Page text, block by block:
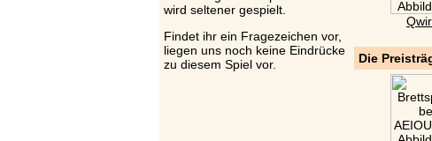
wird seltener gespielt.
Findet ihr ein Fragezeichen vor,
liegen uns noch keine Eindrücke
zu diesem Spiel vor.
Die